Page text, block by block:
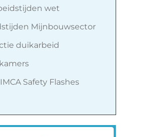
wet
Mijnbouwsector
duikarbeid
Safety Flashes